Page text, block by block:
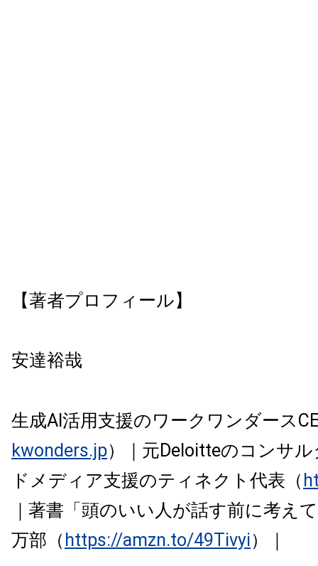
【著者プロフィール】
安達裕哉
生成AI活用支援のワークワンダース
kwonders.jp）｜元Deloitteのコンサ
ドメディア支援のティネクト代表（
｜著書「頭のいい人が話す前に考え
万部（ https://amzn.to/49Tivyi）｜